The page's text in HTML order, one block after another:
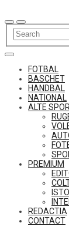
to
content
FOTBAL
BASCHET
HANDBAL
NATIONAL
ALTE
PREMIUM
REDACTIA
CONTACT